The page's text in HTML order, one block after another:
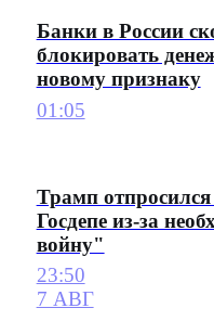
Банки в России
блокировать
новому признаку
01:05
Трамп отпросился
Госдепе из-за
войну"
23:50
7 АВГ